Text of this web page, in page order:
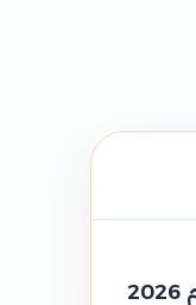
قامت محافظة البحيرة الدكتورة جاكلين عازر محافظ البحيرة باعتماد نتيجة الشهادة الإعدادية العامة، وقد جاءت نسبة النجاح لهذا العام 2026